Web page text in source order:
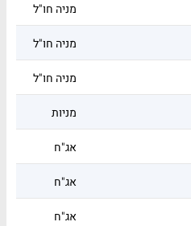
מניה חו"ל
מניה חו"ל
מניה חו"ל
מניות
אג"ח
אג"ח
אג"ח